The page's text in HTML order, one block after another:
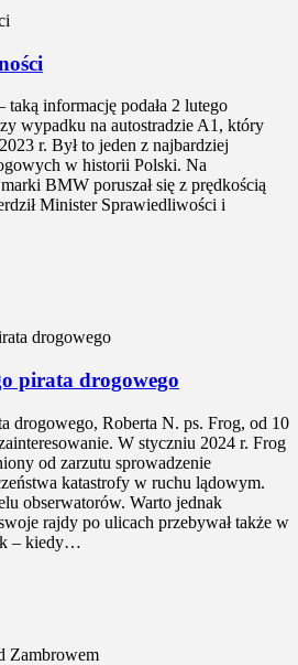
taką informację podała 2 lutego
wypadku na autostradzie A1, który
r. Był to jeden z najbardziej
w historii Polski. Na
BMW poruszał się z prędkością
Minister Sprawiedliwości i
pirata drogowego
drogowego, Roberta N. ps. Frog, od 10
W styczniu 2024 r. Frog
od zarzutu sprowadzenie
katastrofy w ruchu lądowym.
obserwatorów. Warto jednak
rajdy po ulicach przebywał także w
– kiedy…